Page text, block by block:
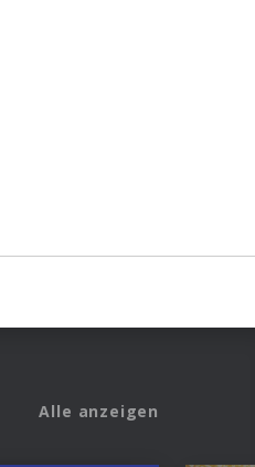
Alle anzeigen